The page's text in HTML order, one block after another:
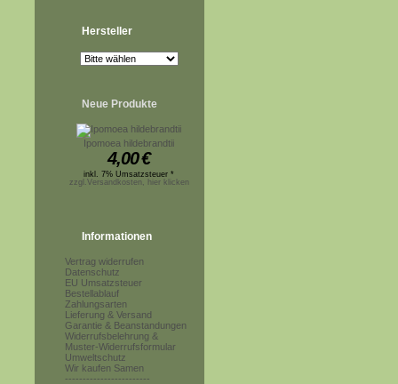
Hersteller
Neue Produkte
Ipomoea hildebrandtii
4,00€
inkl. 7% Umsatzsteuer *
zzgl.Versandkosten, hier klicken
Informationen
Vertrag widerrufen
Datenschutz
EU Umsatzsteuer
Bestellablauf
Zahlungsarten
Lieferung & Versand
Garantie & Beanstandungen
Widerrufsbelehrung &
Muster-Widerrufsformular
Umweltschutz
Wir kaufen Samen
------------------------